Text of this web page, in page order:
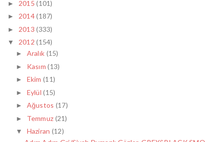
► 2015(101)
► 2014(187)
► 2013(333)
▼ 2012(154)
► Aralık (15)
► Kasım(13)
► Ekim(11)
► Eylül(15)
► Ağustos (17)
► Temmuz (21)
▼ Haziran (12)